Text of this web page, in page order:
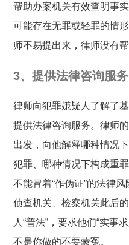
帮助办案机关有效查明事
可能存在无罪或轻罪的情
师不易提出来，律师没有
3、提供法律咨询服务
律师向犯罪嫌疑人了解了
提供法律咨询服务。律师
出发，向他解释哪种情况
犯罪、哪种情况下构成重
不能冒着“作伪证”的法律
侦查机关、检察机关此后
人“普法”，要求他们“实事
不是你做的不要蒙冤。